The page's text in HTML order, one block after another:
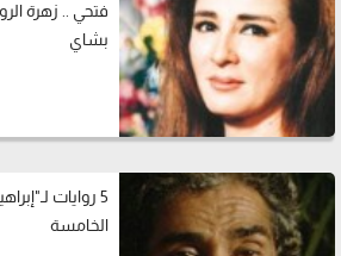
فتحي .. زهرة
بشاي
5 روايات
الخامسة